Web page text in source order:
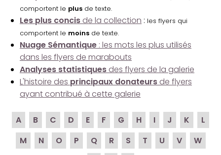
comportent le plus de texte.
Les plus concis de la collection : les flyers qui
comportent le moins de texte.
Nuage Sémantique : les mots les plus utilisés
dans les flyers de marabouts
Analyses statistiques des flyers de la galerie
L'histoire des principaux donateurs de flyers
ayant contribué à cette galerie
A B C D E F G H I J K
L
M
N O P Q R S T U V
W